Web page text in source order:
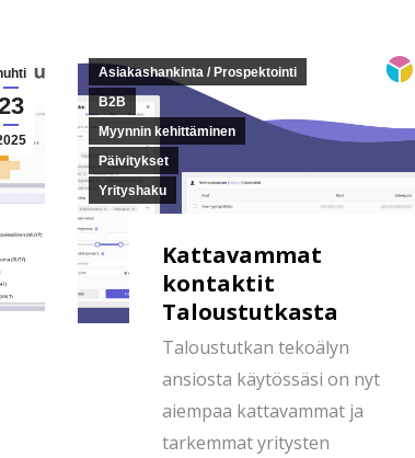
Asiakashankinta / Prospektointi
B2B
Myynnin kehittäminen
Päivitykset
Yrityshaku
Kattavammat
kontaktit
Taloustutkasta
Taloustutkan tekoälyn
ansiosta käytössäsi on nyt
aiempaa kattavammat ja
tarkemmat yritysten